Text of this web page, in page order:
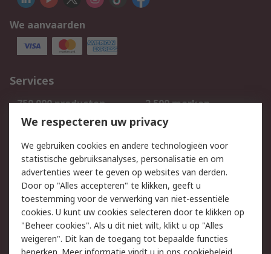
We aanvaarden
Services
750.000 producten
2.500 merken
Bestellen
Inkoopoplossingen
Track & Trace
Wettelijk
Cookiebeleid
Email veiligheid
Privacybeleid
Websitevoorwaarden
Algemene
We respecteren uw privacy
We gebruiken cookies en andere technologieën voor
statistische gebruiksanalyses, personalisatie en om
advertenties weer te geven op websites van derden.
Door op "Alles accepteren" te klikken, geeft u
toestemming voor de verwerking van niet-essentiële
cookies. U kunt uw cookies selecteren door te klikken op
"Beheer cookies". Als u dit niet wilt, klikt u op "Alles
weigeren". Dit kan de toegang tot bepaalde functies